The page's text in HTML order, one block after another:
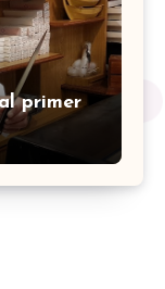
primer